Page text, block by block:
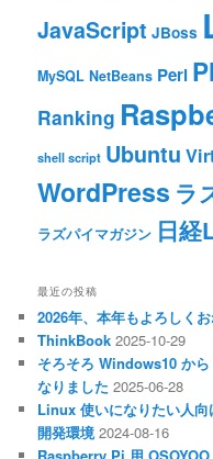
JavaScript JBoss
MySQL NetBeans Perl
Ranking
shell script Ubuntu
WordPress ラ
ラズパイマガジン 日
最近の投稿
2026年、本年もよろしく
ThinkBook 2025-10-29
そろそろ Windows10 か
なりました 2025-06-28
Linux 使いになりたい人
開発環境 2024-08-16